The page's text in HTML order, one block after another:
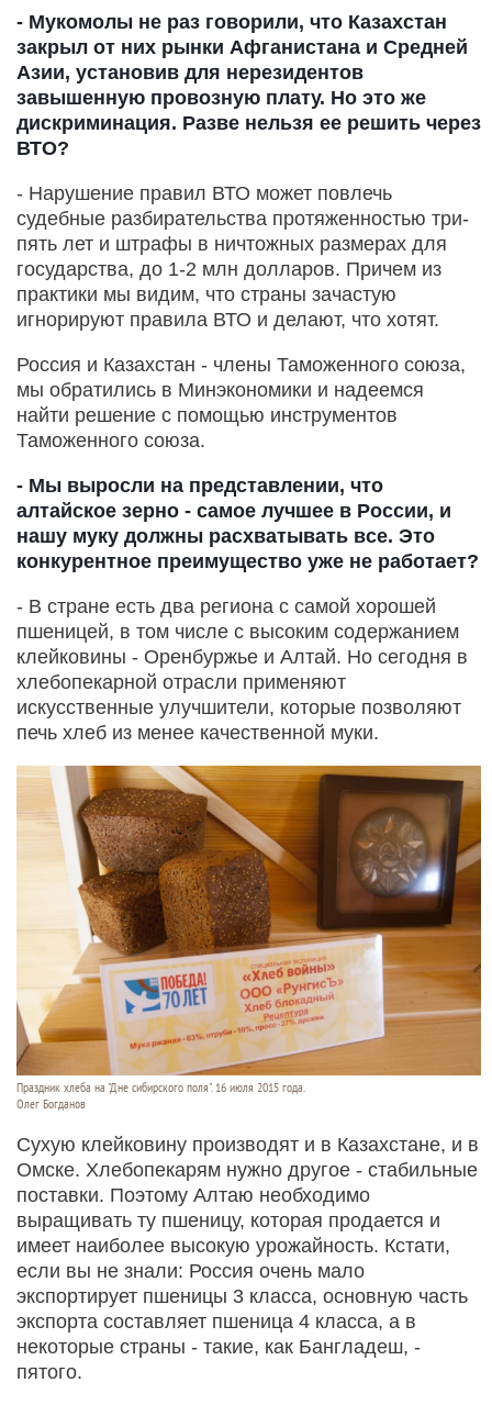
- Мукомолы не раз говорили, что Казахстан
закрыл от них рынки Афганистана и Средней
Азии, установив для нерезидентов
завышенную провозную плату. Но это же
дискриминация. Разве нельзя ее решить через
ВТО?
- Нарушение правил ВТО может повлечь
судебные разбирательства протяженностью три-
пять лет и штрафы в ничтожных размерах для
государства, до 1-2 млн долларов. Причем из
практики мы видим, что страны зачастую
игнорируют правила ВТО и делают, что хотят.
Россия и Казахстан - члены Таможенного союза,
мы обратились в Минэкономики и надеемся
найти решение с помощью инструментов
Таможенного союза.
- Мы выросли на представлении, что
алтайское зерно - самое лучшее в России, и
нашу муку должны расхватывать все. Это
конкурентное преимущество уже не работает?
- В стране есть два региона с самой хорошей
пшеницей, в том числе с высоким содержанием
клейковины - Оренбуржье и Алтай. Но сегодня в
хлебопекарной отрасли применяют
искусственные улучшители, которые позволяют
печь хлеб из менее качественной муки.
Праздник хлеба на "Дне сибирского поля". 16 июля 2015 года.
Олег Богданов
Сухую клейковину производят и в Казахстане, и в
Омске. Хлебопекарям нужно другое - стабильные
поставки. Поэтому Алтаю необходимо
выращивать ту пшеницу, которая продается и
имеет наиболее высокую урожайность. Кстати,
если вы не знали: Россия очень мало
экспортирует пшеницы 3 класса, основную часть
экспорта составляет пшеница 4 класса, а в
некоторые страны - такие, как Бангладеш, -
пятого.